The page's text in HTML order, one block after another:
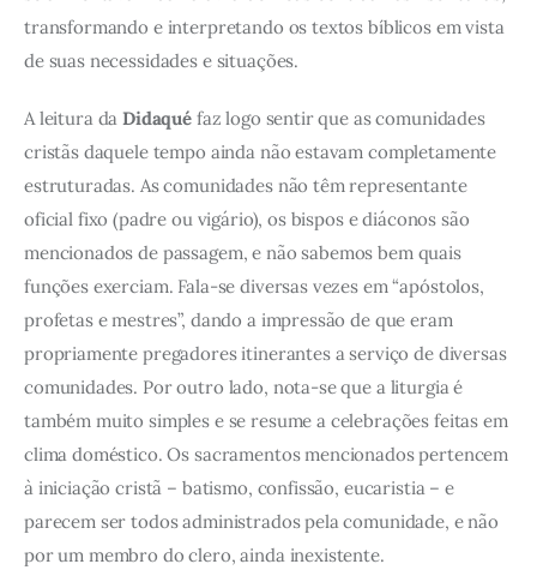
transformando e interpretando os textos bíblicos em vista
de suas necessidades e situações.
A leitura daDidaqué faz logo sentir que as comunidades
cristãs daquele tempo ainda não estavam completamente
estruturadas. As comunidades não têm representante
oficial fixo (padre ou vigário), os bispos e diáconos são
mencionados de passagem, e não sabemos bem quais
funções exerciam. Fala-se diversas vezes em “apóstolos,
profetas e mestres”, dando a impressão de que eram
propriamente pregadores itinerantes a serviço de diversas
comunidades. Por outro lado, nota-se que a liturgia é
também muito simples e se resume a celebrações feitas em
clima doméstico. Os sacramentos mencionados pertencem
à iniciação cristã – batismo, confissão, eucaristia – e
parecem ser todos administrados pela comunidade, e não
por um membro do clero, ainda inexistente.